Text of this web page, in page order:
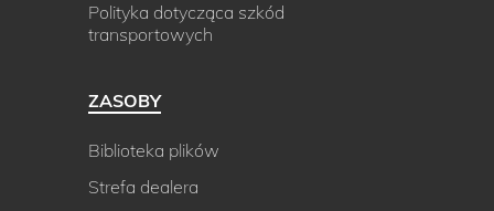
Polityka dotycząca szkód
transportowych
ZASOBY
Biblioteka plików
Strefa dealera